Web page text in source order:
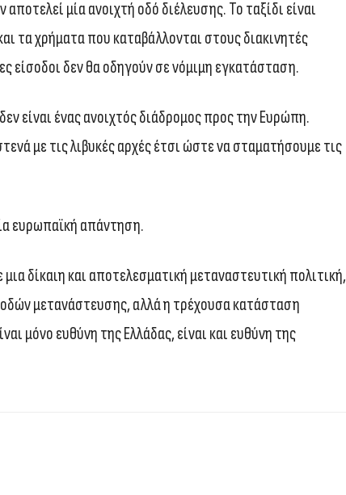
μία ανοιχτή οδό διέλευσης. Το ταξίδι είναι
τα χρήματα που καταβάλλονται στους διακινητές
είσοδοι δεν θα οδηγούν σε νόμιμη εγκατάσταση.
είναι ένας ανοιχτός διάδρομος προς την Ευρώπη.
με τις λιβυκές αρχές έτσι ώστε να σταματήσουμε τις
ευρωπαϊκή απάντηση.
δίκαιη και αποτελεσματική μεταναστευτική πολιτική,
μετανάστευσης, αλλά η τρέχουσα κατάσταση
μόνο ευθύνη της Ελλάδας, είναι και ευθύνη της